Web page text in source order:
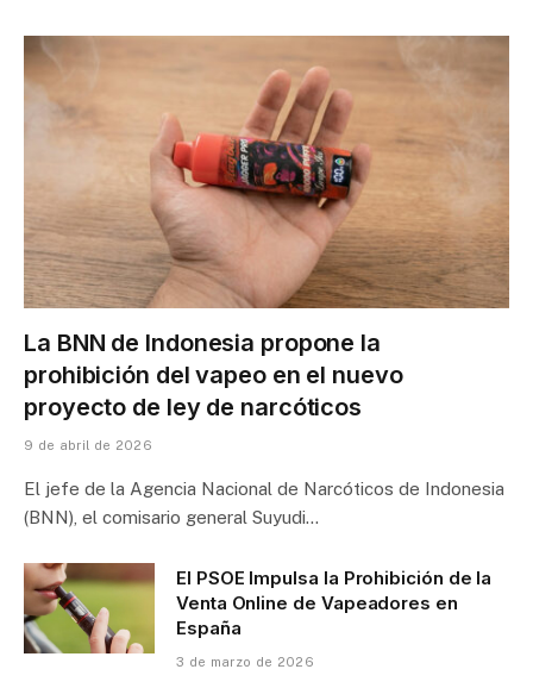
La BNN de Indonesia propone la
prohibición del vapeo en el nuevo
proyecto de ley de narcóticos
9 de abril de 2026
El jefe de la Agencia Nacional de Narcóticos de Indonesia
(BNN), el comisario general Suyudi…
El PSOE Impulsa la Prohibición de la
Venta Online de Vapeadores en
España